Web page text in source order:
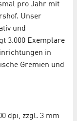
pro Jahr mit
Unser
und
3.000 Exemplare
in
Gremien und
dpi, zzgl. 3 mm